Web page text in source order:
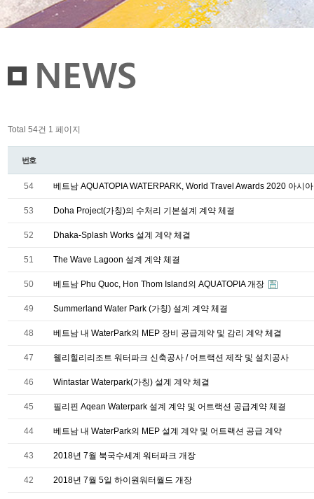
Total 54건 1 페이지
번호
54 베트남 AQUATOPIA WATERPARK, World Travel Awards 2020 아시
53 Doha Project(가칭)의 수처리 기본설계 계약 체결
52 Dhaka-Splash Works 설계 계약 체결
51 The Wave Lagoon 설계 계약 체결
50 베트남 Phu Quoc, Hon Thom Island의 AQUATOPIA 개장
49 Summerland Water Park (가칭) 설계 계약 체결
48 베트남 내 WaterPark의 MEP 장비 공급계약 및 감리 계약 체결
47 웰리힐리리조트 워터파크 신축공사 / 어트랙션 제작 및 설치공사
46 Wintastar Waterpark(가칭) 설계 계약 체결
45 필리핀 Aqean Waterpark 설계 계약 및 어트랙션 공급계약 체결
44 베트남 내 WaterPark의 MEP 설계 계약 및 어트랙션 공급 계약
43 2018년 7월 북국수세계 워터파크 개장
42 2018년 7월 5일 하이원워터월드 개장